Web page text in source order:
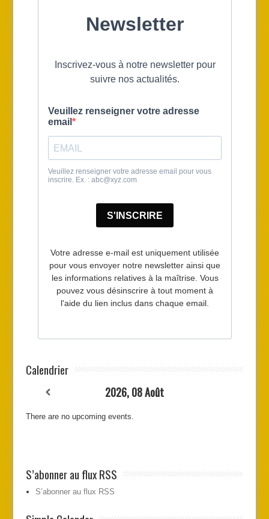
Calendrier
2026, 08 Août
There are no upcoming events.
S’abonner au flux RSS
S’abonner au flux RSS